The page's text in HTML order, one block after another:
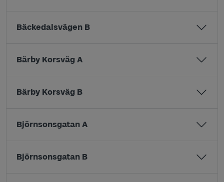
Bäckedalsvägen B
Bärby Korsväg A
Bärby Korsväg B
Björnsonsgatan A
Björnsonsgatan B